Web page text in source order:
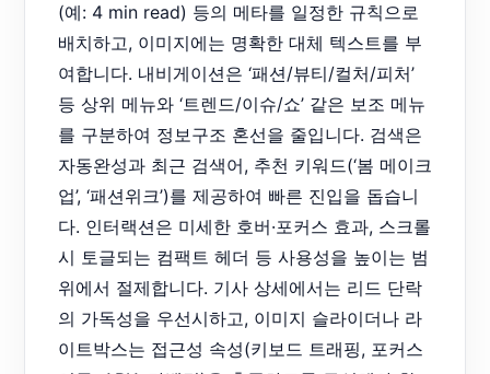
(예: 4 min read) 등의 메타를 일정한 규칙으로
배치하고, 이미지에는 명확한 대체 텍스트를 부
여합니다. 내비게이션은 ‘패션/뷰티/컬처/피처’
등 상위 메뉴와 ‘트렌드/이슈/쇼’ 같은 보조 메뉴
를 구분하여 정보구조 혼선을 줄입니다. 검색은
자동완성과 최근 검색어, 추천 키워드(‘봄 메이크
업’, ‘패션위크’)를 제공하여 빠른 진입을 돕습니
다. 인터랙션은 미세한 호버·포커스 효과, 스크롤
시 토글되는 컴팩트 헤더 등 사용성을 높이는 범
위에서 절제합니다. 기사 상세에서는 리드 단락
의 가독성을 우선시하고, 이미지 슬라이더나 라
이트박스는 접근성 속성(키보드 트래핑, 포커스